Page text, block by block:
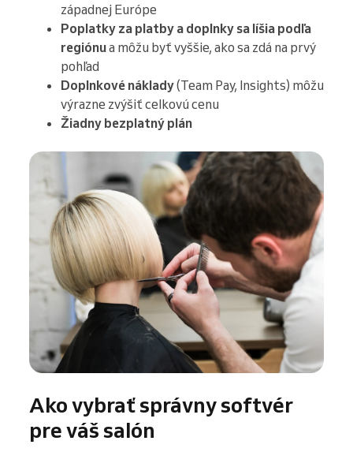
západnej Európe
Poplatky za platby a doplnky sa líšia podľa
regiónua môžu byť vyššie, ako sa zdá na prvý
pohľad
Doplnkové náklady(Team Pay, Insights) môžu
výrazne zvýšiť celkovú cenu
Žiadny bezplatný plán
Ako vybrať správny softvér
pre váš salón